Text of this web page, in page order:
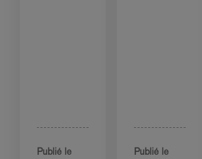
Publié le
Publié le